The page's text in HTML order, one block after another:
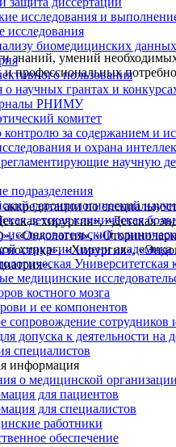
исследования и
исследования
биомедицинских данных
пользования
научных грантах и
РНИМУ
комитет
за содержанием и
и охрана
научную
подразделения
геронтологический
детская клиническая
исследовательский
хирургии имени
Университетская
медицинские
костного мозга
и ее компонентов
сопровождение сотрудников
допуска к деятельности на
специалистов
информация
о медицинской организации
для пациентов
для специалистов
работники
обеспечение
знаний, умений
по
хирургия»,
«Онкология»,
«Хирургия»,